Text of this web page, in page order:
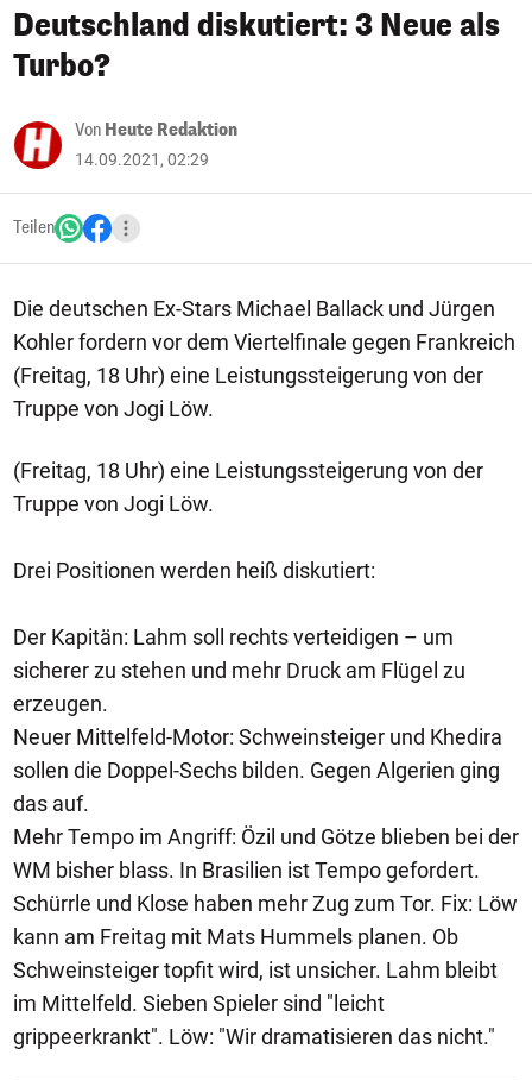
Deutschland diskutiert: 3 Neue als
Turbo?
Von Heute Redaktion
14.09.2021, 02:29
Teilen
Die deutschen Ex-Stars Michael Ballack und Jürgen
Kohler fordern vor dem Viertelfinale gegen Frankreich
(Freitag, 18 Uhr) eine Leistungssteigerung von der
Truppe von Jogi Löw.
(Freitag, 18 Uhr) eine Leistungssteigerung von der
Truppe von Jogi Löw.
Drei Positionen werden heiß diskutiert:
Der Kapitän: Lahm soll rechts verteidigen – um
sicherer zu stehen und mehr Druck am Flügel zu
erzeugen.
Neuer Mittelfeld-Motor: Schweinsteiger und Khedira
sollen die Doppel-Sechs bilden. Gegen Algerien ging
das auf.
Mehr Tempo im Angriff: Özil und Götze blieben bei der
WM bisher blass. In Brasilien ist Tempo gefordert.
Schürrle und Klose haben mehr Zug zum Tor. Fix: Löw
kann am Freitag mit Mats Hummels planen. Ob
Schweinsteiger topfit wird, ist unsicher. Lahm bleibt
im Mittelfeld. Sieben Spieler sind "leicht
grippeerkrankt". Löw: "Wir dramatisieren das nicht."